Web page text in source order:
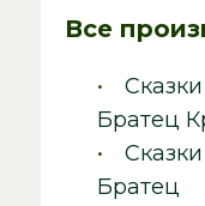
Все
•
Братец
•